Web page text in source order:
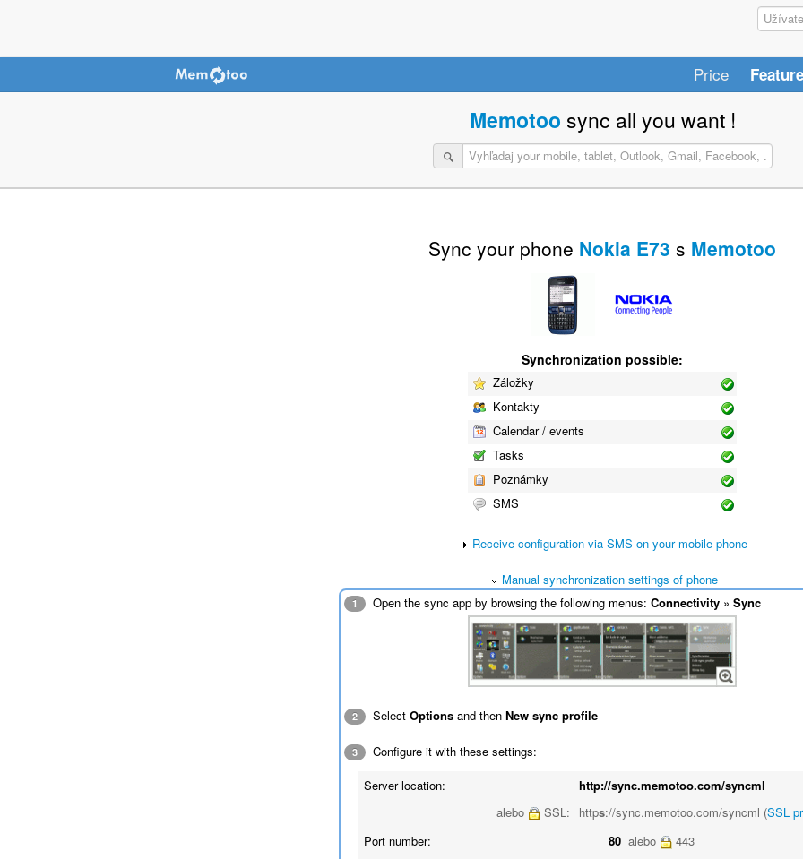
Price
Memotoo sync all you want !
Sync your phone Nokia E73 s Memotoo
Synchronization possible:
Záložky
Kontakty
Calendar / events
Tasks
Poznámky
SMS
Receive configuration via SMS on your mobile phone
Manual synchronization settings of phone
1 Open the sync app by browsing the following menus: Connectivity » Sync
2 Select Options and then New sync profile
3
Configure it with these settings:
Server location:
http://sync.memotoo.com/syncml
alebo
SSL: https://sync.memotoo.com/syncml (SSL
Port number:
80 alebo
443